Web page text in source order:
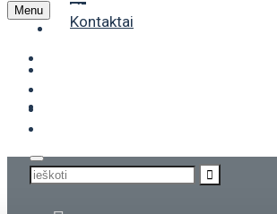
Kontaktai
ŽIEMINĖS PADANGOS
Menu